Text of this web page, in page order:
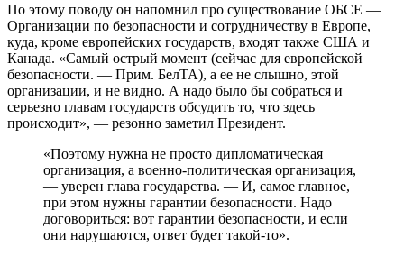
По этому поводу он напомнил про существование ОБСЕ —
Организации по безопасности и сотрудничеству в Европе,
куда, кроме европейских государств, входят также США и
Канада. «Самый острый момент (сейчас для европейской
безопасности. — Прим. БелТА), а ее не слышно, этой
организации, и не видно. А надо было бы собраться и
серьезно главам государств обсудить то, что здесь
происходит», — резонно заметил Президент.
«Поэтому нужна не просто дипломатическая
организация, а военно-политическая организация,
— уверен глава государства. — И, самое главное,
при этом нужны гарантии безопасности. Надо
договориться: вот гарантии безопасности, и если
они нарушаются, ответ будет такой-то».